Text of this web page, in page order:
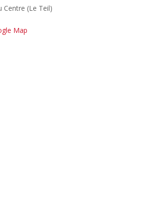
Centre (Le Teil)
Map